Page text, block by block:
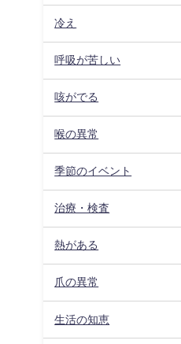
冷え
呼吸が苦しい
咳がでる
喉の異常
季節のイベント
治療・検査
熱がある
爪の異常
生活の知恵